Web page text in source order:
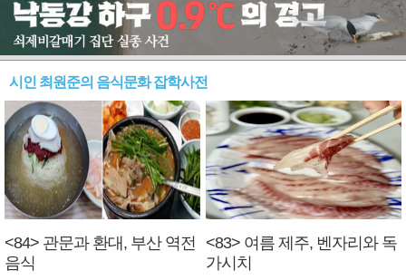
시인 최원준의 음식문화 잡학사전
<84> 관문과 환대, 부산 역전
음식
<83> 여름 제주, 벤자리와 독
가시치